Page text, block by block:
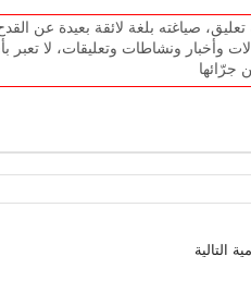
صياغته بلغة لائقة بعيدة عن
وأخبار ونشاطات وتعليقات، لا
التالية